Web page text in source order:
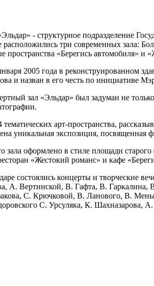
- структурное подразделение
расположились три современных зала:
пространства «Берегись автомобиля» и
2005 года в реконструированном
и назван в его честь по инициативе
зал «Эльдар» был задуман не
арт-пространства,
уникальная экспозиция,
зала оформлено в стиле площади
«Жестокий романс» и кафе
состоялись концерты и
А. Вертинской, В. Гафта, В.
С. Крючковой, В. Ланового, В.
С. Урсуляка, К.